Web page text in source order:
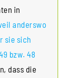
in
anderswo
sie sich
bzw. 48
dass die